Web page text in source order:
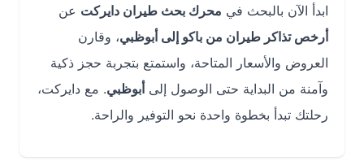
ابدأ الآن بالبحث فيمحرك بحث طيران دايركتعن
أرخص تذاكر طيران من باكو إلى أبوظبي، وقارن
العروض والأسعار المتاحة، واستمتع بتجربة حجز ذكية
وآمنة من البداية حتى الوصول إلى أبوظبي. مع دايركت،
رحلتك تبدأ بخطوة واحدة نحو التوفير والراحة.